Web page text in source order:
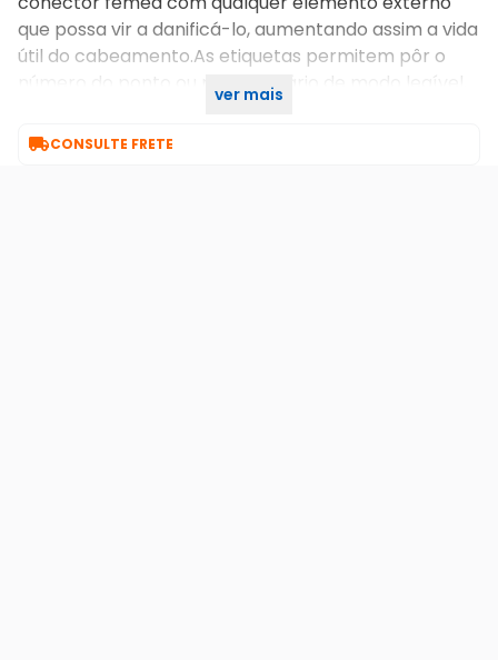
que possa vir a danificá-lo, aumentando assim a vida
útil do cabeamento.As etiquetas permitem pôr o
número do ponto ou nome usuário de modo legível,
ver mais
CONSULTE FRETE